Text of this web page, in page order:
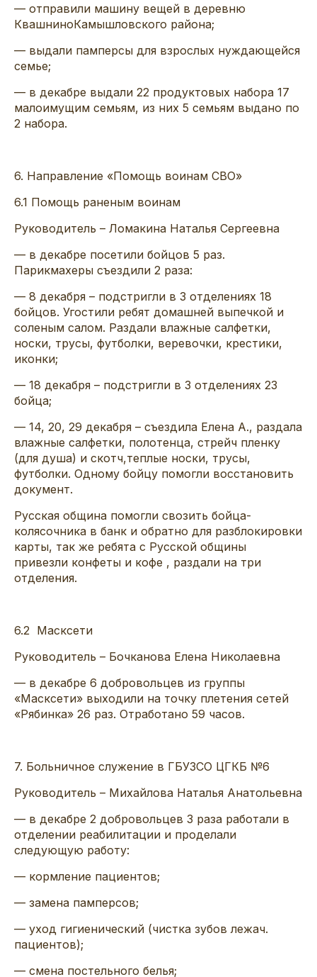
— отправили машину вещей в деревню
КвашниноКамышловского района;
— выдали памперсы для взрослых нуждающейся
семье;
— в декабре выдали 22 продуктовых набора 17
малоимущим семьям, из них 5 семьям выдано по
2 набора.
6. Направление «Помощь воинам СВО»
6.1 Помощь раненым воинам
Руководитель – Ломакина Наталья Сергеевна
— в декабре посетили бойцов 5 раз.
Парикмахеры съездили 2 раза:
— 8 декабря – подстригли в 3 отделениях 18
бойцов. Угостили ребят домашней выпечкой и
соленым салом. Раздали влажные салфетки,
носки, трусы, футболки, веревочки, крестики,
иконки;
— 18 декабря – подстригли в 3 отделениях 23
бойца;
— 14, 20, 29 декабря – съездила Елена А., раздала
влажные салфетки, полотенца, стрейч пленку
(для душа) и скотч,теплые носки, трусы,
футболки. Одному бойцу помогли восстановить
документ.
Русская община помогли свозить бойца-
колясочника в банк и обратно для разблокировки
карты, так же ребята с Русской общины
привезли конфеты и кофе , раздали на три
отделения.
6.2 Масксети
Руководитель – Бочканова Елена Николаевна
— в декабре 6 добровольцев из группы
«Масксети» выходили на точку плетения сетей
«Рябинка» 26 раз. Отработано 59 часов.
7. Больничное служение в ГБУЗСО ЦГКБ №6
Руководитель – Михайлова Наталья Анатольевна
— в декабре 2 добровольцев 3 раза работали в
отделении реабилитации и проделали
следующую работу:
— кормление пациентов;
— замена памперсов;
— уход гигиенический (чистка зубов лежач.
пациентов);
— смена постельного белья;